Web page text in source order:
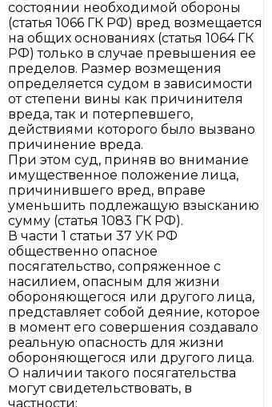
состоянии необходимой обороны
(статья 1066 ГК РФ) вред возмещается
на общих основаниях (статья 1064 ГК
РФ) только в случае превышения ее
пределов. Размер возмещения
определяется судом в зависимости
от степени вины как причинителя
вреда, так и потерпевшего,
действиями которого было вызвано
причинение вреда.
При этом суд, приняв во внимание
имущественное положение лица,
причинившего вред, вправе
уменьшить подлежащую взысканию
сумму (статья 1083 ГК РФ).
В части 1 статьи 37 УК РФ
общественно опасное
посягательство, сопряженное с
насилием, опасным для жизни
обороняющегося или другого лица,
представляет собой деяние, которое
в момент его совершения создавало
реальную опасность для жизни
обороняющегося или другого лица.
О наличии такого посягательства
могут свидетельствовать, в
частности: